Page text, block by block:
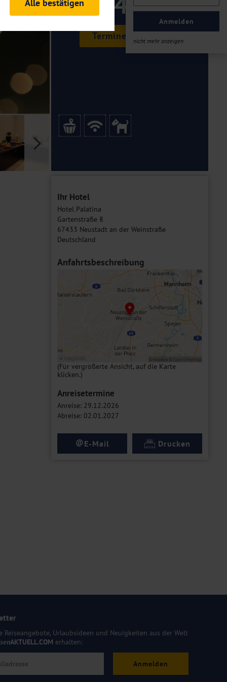
Anmelden
nicht mehr anzeigen
Termine & Preise
Ihr Hotel
Hotel Palatina
Gartenstraße 8
67433 Neustadt an der Weinstraße
Deutschland
Anfahrtsbeschreibung
(Für vergrößerte Ansicht, auf die Karte
klicken.)
Anreisetermine
Anreise: 29.12.2026
Abreise: 02.01.2027
@E-Mail Drucken
Reiseangebote, Urlaubsideen und Neuigkeiten aus der Welt
AKTUELL.COM erhalten:
Anmelden
und Analysen. Mithilfe
Auftritts ermitteln und
es zu einer Drittlands
Daten finden Sie in unseren
Alle bestätigen